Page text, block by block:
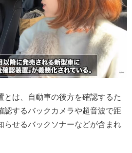
とは、自動車の後方を確認するた
認するバックカメラや超音波で距
らせるバックソナーなどが含まれ